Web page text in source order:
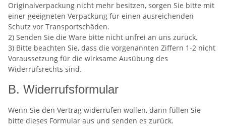
Originalverpackung nicht mehr besitzen, sorgen Sie bitte mit
einer geeigneten Verpackung für einen ausreichenden
Schutz vor Transportschäden.
2) Senden Sie die Ware bitte nicht unfrei an uns zurück.
3) Bitte beachten Sie, dass die vorgenannten Ziffern 1-2 nicht
Voraussetzung für die wirksame Ausübung des
Widerrufsrechts sind.
B. Widerrufsformular
Wenn Sie den Vertrag widerrufen wollen, dann füllen Sie
bitte dieses Formular aus und senden es zurück.